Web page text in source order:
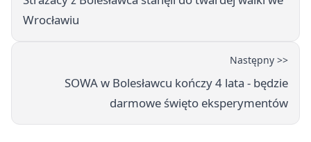
Wrocławiu
Następny >>
SOWA w Bolesławcu kończy 4 lata - będzie
darmowe święto eksperymentów